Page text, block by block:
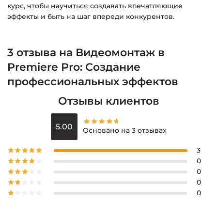
курс, чтобы научиться создавать впечатляющие
эффекты и быть на шаг впереди конкурентов.
3 отзыва на Видеомонтаж в
Premiere Pro: Создание
профессиональных эффектов
Отзывы клиентов
5.00 Основано на 3 отзывах
3
0
0
0
0